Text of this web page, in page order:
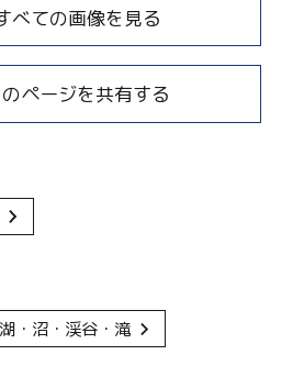
べての画像を見る
ページを共有する
湖・沼・渓谷・滝